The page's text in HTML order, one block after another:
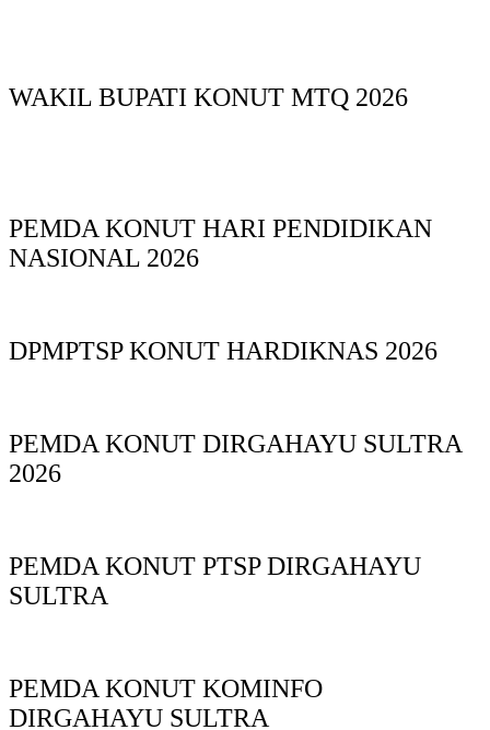
WAKIL BUPATI KONUT MTQ 2026
PEMDA KONUT HARI PENDIDIKAN
NASIONAL 2026
DPMPTSP KONUT HARDIKNAS 2026
PEMDA KONUT DIRGAHAYU SULTRA
2026
PEMDA KONUT PTSP DIRGAHAYU
SULTRA
PEMDA KONUT KOMINFO
DIRGAHAYU SULTRA